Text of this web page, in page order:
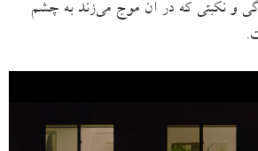
و نکبتی که در آن موج می‌زند به چشم